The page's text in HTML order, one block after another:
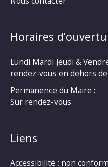
Horaires
Lundi Mardi Jeudi &
rendez-vous en dehors
Permanence du Maire :
Sur rendez-vous
Liens
Accessibilité : non